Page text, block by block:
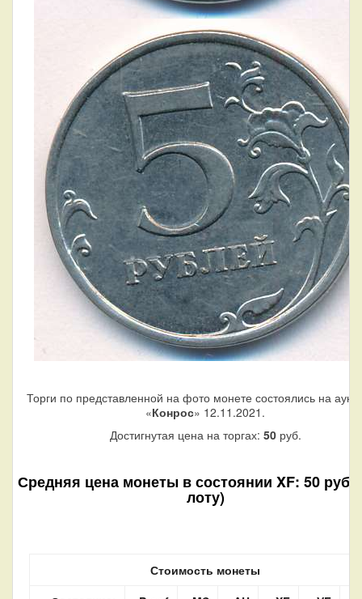
Торги по представленной на фото монете состоялись на
«Конрос» 12.11.2021.
Достигнутая цена на торгах: 50руб.
Средняя цена монеты в состоянии XF: 50 руб.
лоту)
Стоимость монеты